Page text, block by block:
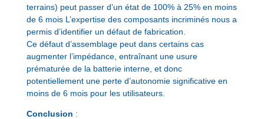
terrains) peut passer d’un état de 100% à 25% en moins
de 6 mois L’expertise des composants incriminés nous a
permis d’identifier un défaut de fabrication.
Ce défaut d’assemblage peut dans certains cas
augmenter l’impédance, entraînant une usure
prématurée de la batterie interne, et donc
potentiellement une perte d’autonomie significative en
moins de 6 mois pour les utilisateurs.
Conclusion :